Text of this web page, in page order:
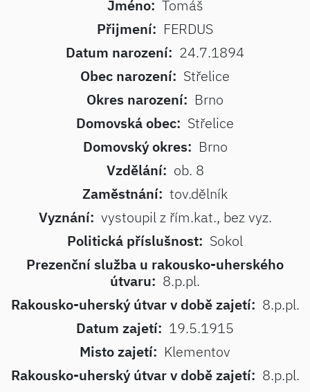
Jméno: Tomáš
Přijmení: FERDUS
Datum narození: 24.7.1894
Obec narození: Střelice
Okres narození: Brno
Domovská obec: Střelice
Domovský okres: Brno
Vzdělání: ob. 8
Zaměstnání: tov.dělník
Vyznání: vystoupil z řím.kat., bez vyz.
Politická příslušnost: Sokol
Prezenční služba u rakousko-uherského
útvaru: 8.p.pl.
Rakousko-uherský útvar v době zajetí: 8.p.pl.
Datum zajetí: 19.5.1915
Misto zajetí: Klementov
Rakousko-uherský útvar v době zajetí: 8.p.pl.